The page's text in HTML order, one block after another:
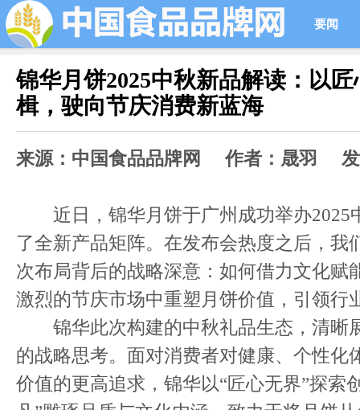
要闻
锦华月饼2025中秋新品解读：以
楫，驶向节庆消费新蓝海
来源：中国食品品牌网 作者：晟羽 发
近日，锦华月饼于广州成功举办2025
了全新产品矩阵。在发布会热度之后，我
次布局背后的战略深意：如何借力文化赋
激烈的节庆市场中重塑月饼价值，引领行
锦华此次构建的中秋礼品生态，清晰
的战略思考。面对消费者对健康、个性化
价值的更高追求，锦华以“匠心无界”探索